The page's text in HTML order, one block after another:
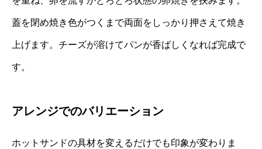
蓋を閉め焼き色がつくまで両面をしっかり押さえて焼き
上げます。チーズが溶けてパンが香ばしくなれば完成で
す。
アレンジでのバリエーション
ホットサンドの具材を変えるだけでも印象が変わりま